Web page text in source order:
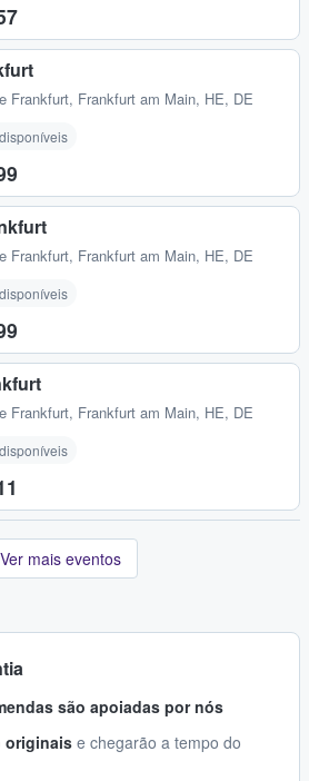
Frankfurt, Frankfurt am Main, HE, DE
Frankfurt, Frankfurt am Main, HE, DE
Frankfurt, Frankfurt am Main, HE, DE
Ver mais eventos
são apoiadas por nós
originaise chegarão a tempo do